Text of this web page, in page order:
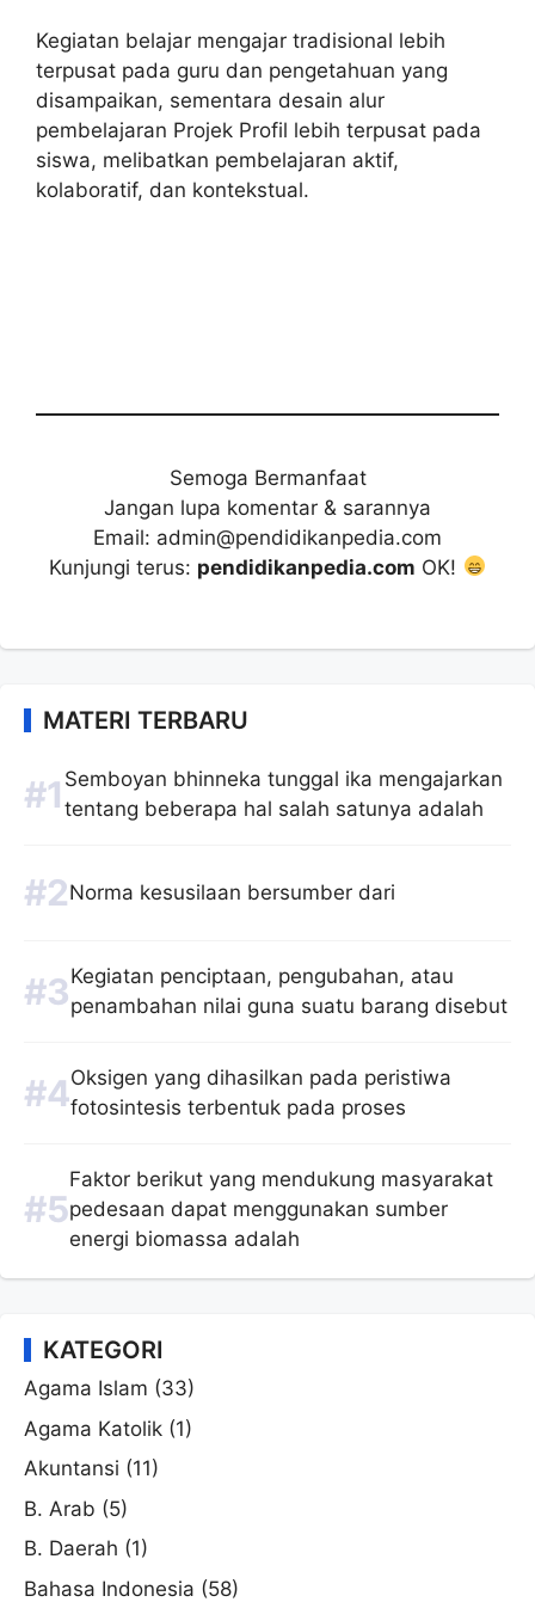
Kegiatan belajar mengajar tradisional lebih
terpusat pada guru dan pengetahuan yang
disampaikan, sementara desain alur
pembelajaran Projek Profil lebih terpusat pada
siswa, melibatkan pembelajaran aktif,
kolaboratif, dan kontekstual.
Semoga Bermanfaat
Jangan lupa komentar & sarannya
Email: admin@pendidikanpedia.com
Kunjungi terus: pendidikanpedia.com OK!
MATERI TERBARU
Semboyan bhinneka tunggal ika mengajarkan
tentang beberapa hal salah satunya adalah
Norma kesusilaan bersumber dari
Kegiatan penciptaan, pengubahan, atau
penambahan nilai guna suatu barang disebut
Oksigen yang dihasilkan pada peristiwa
fotosintesis terbentuk pada proses
Faktor berikut yang mendukung masyarakat
pedesaan dapat menggunakan sumber
energi biomassa adalah
KATEGORI
Agama Islam (33)
Agama Katolik (1)
Akuntansi (11)
B. Arab (5)
B. Daerah (1)
Bahasa Indonesia (58)